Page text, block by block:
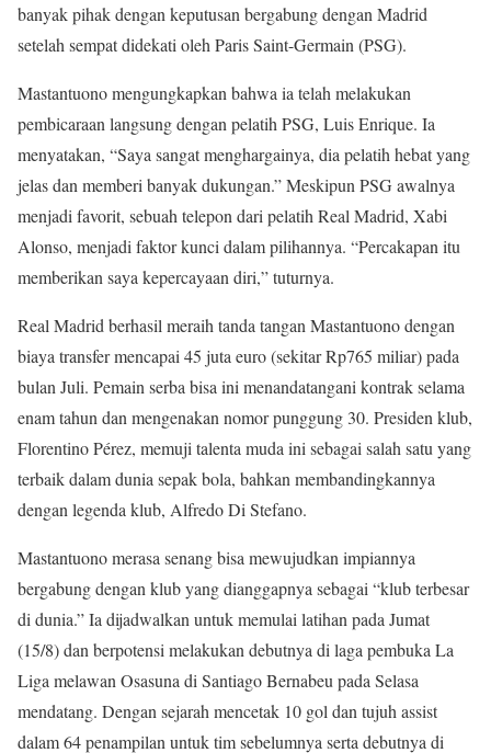
banyak pihak dengan keputusan bergabung dengan Madrid
setelah sempat didekati oleh Paris Saint-Germain (PSG).
Mastantuono mengungkapkan bahwa ia telah melakukan
pembicaraan langsung dengan pelatih PSG, Luis Enrique. Ia
menyatakan, “Saya sangat menghargainya, dia pelatih hebat yang
jelas dan memberi banyak dukungan.” Meskipun PSG awalnya
menjadi favorit, sebuah telepon dari pelatih Real Madrid, Xabi
Alonso, menjadi faktor kunci dalam pilihannya. “Percakapan itu
memberikan saya kepercayaan diri,” tuturnya.
Real Madrid berhasil meraih tanda tangan Mastantuono dengan
biaya transfer mencapai 45 juta euro (sekitar Rp765 miliar) pada
bulan Juli. Pemain serba bisa ini menandatangani kontrak selama
enam tahun dan mengenakan nomor punggung 30. Presiden klub,
Florentino Pérez, memuji talenta muda ini sebagai salah satu yang
terbaik dalam dunia sepak bola, bahkan membandingkannya
dengan legenda klub, Alfredo Di Stefano.
Mastantuono merasa senang bisa mewujudkan impiannya
bergabung dengan klub yang dianggapnya sebagai “klub terbesar
di dunia.” Ia dijadwalkan untuk memulai latihan pada Jumat
(15/8) dan berpotensi melakukan debutnya di laga pembuka La
Liga melawan Osasuna di Santiago Bernabeu pada Selasa
mendatang. Dengan sejarah mencetak 10 gol dan tujuh assist
dalam 64 penampilan untuk tim sebelumnya serta debutnya di